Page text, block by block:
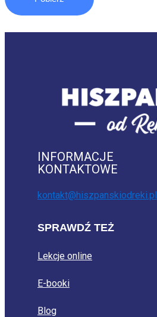
INFORMACJE
KONTAKTOWE
kontakt@hiszpanskiodreki.pl
SPRAWDŹ TEŻ
Lekcje online
E-booki
Blog